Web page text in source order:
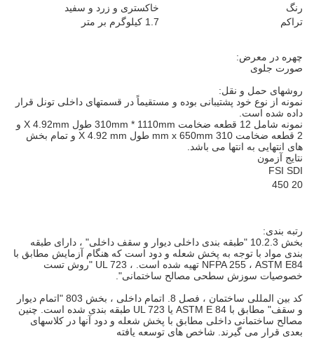
رنگ
خاکستری و زرد و سفید
تراکم
1.7 کیلوگرم بر متر
چهره در معرض:
صورت جلوی
روشهای حمل و نقل:
نمونه از نوع خود پشتیبانی بوده و مستقیماً در قسمتهای داخلی تونل قرار
داده شده است.
نمونه شامل 12 قطعه ضخامت 310mm * 1110mm طول X 4.92mm و
2 قطعه ضخامت 310 mm x 650mm طول X 4.92 mm و تمام بخش
های انتهایی به انتها می باشد.
نتایج آزمون
FSI SDI
20 450
رتبه بندی:
بخش 10.2.3 "طبقه بندی داخلی دیوار و سقف داخلی" ، دارای طبقه
بندی مواد با توجه به پخش شعله و دود است که هنگام آزمایش مطابق با
NFPA 255 ، ASTM E84 تهیه شده است. ، UL 723 "روش تست
خصوصیات سوزش سطحی مصالح ساختمانی".
کد بین المللی ساختمان ، فصل 8. اتمام داخلی ، بخش 803 "اتمام دیوار
و سقف" مطابق با ASTM E 84 یا UL 723 طبقه بندی شده است. چنین
مصالح ساختمانی داخلی مطابق با پخش شعله و دود آنها در کلاسهای
بعدی قرار می گیرند. شاخص های توسعه یافته